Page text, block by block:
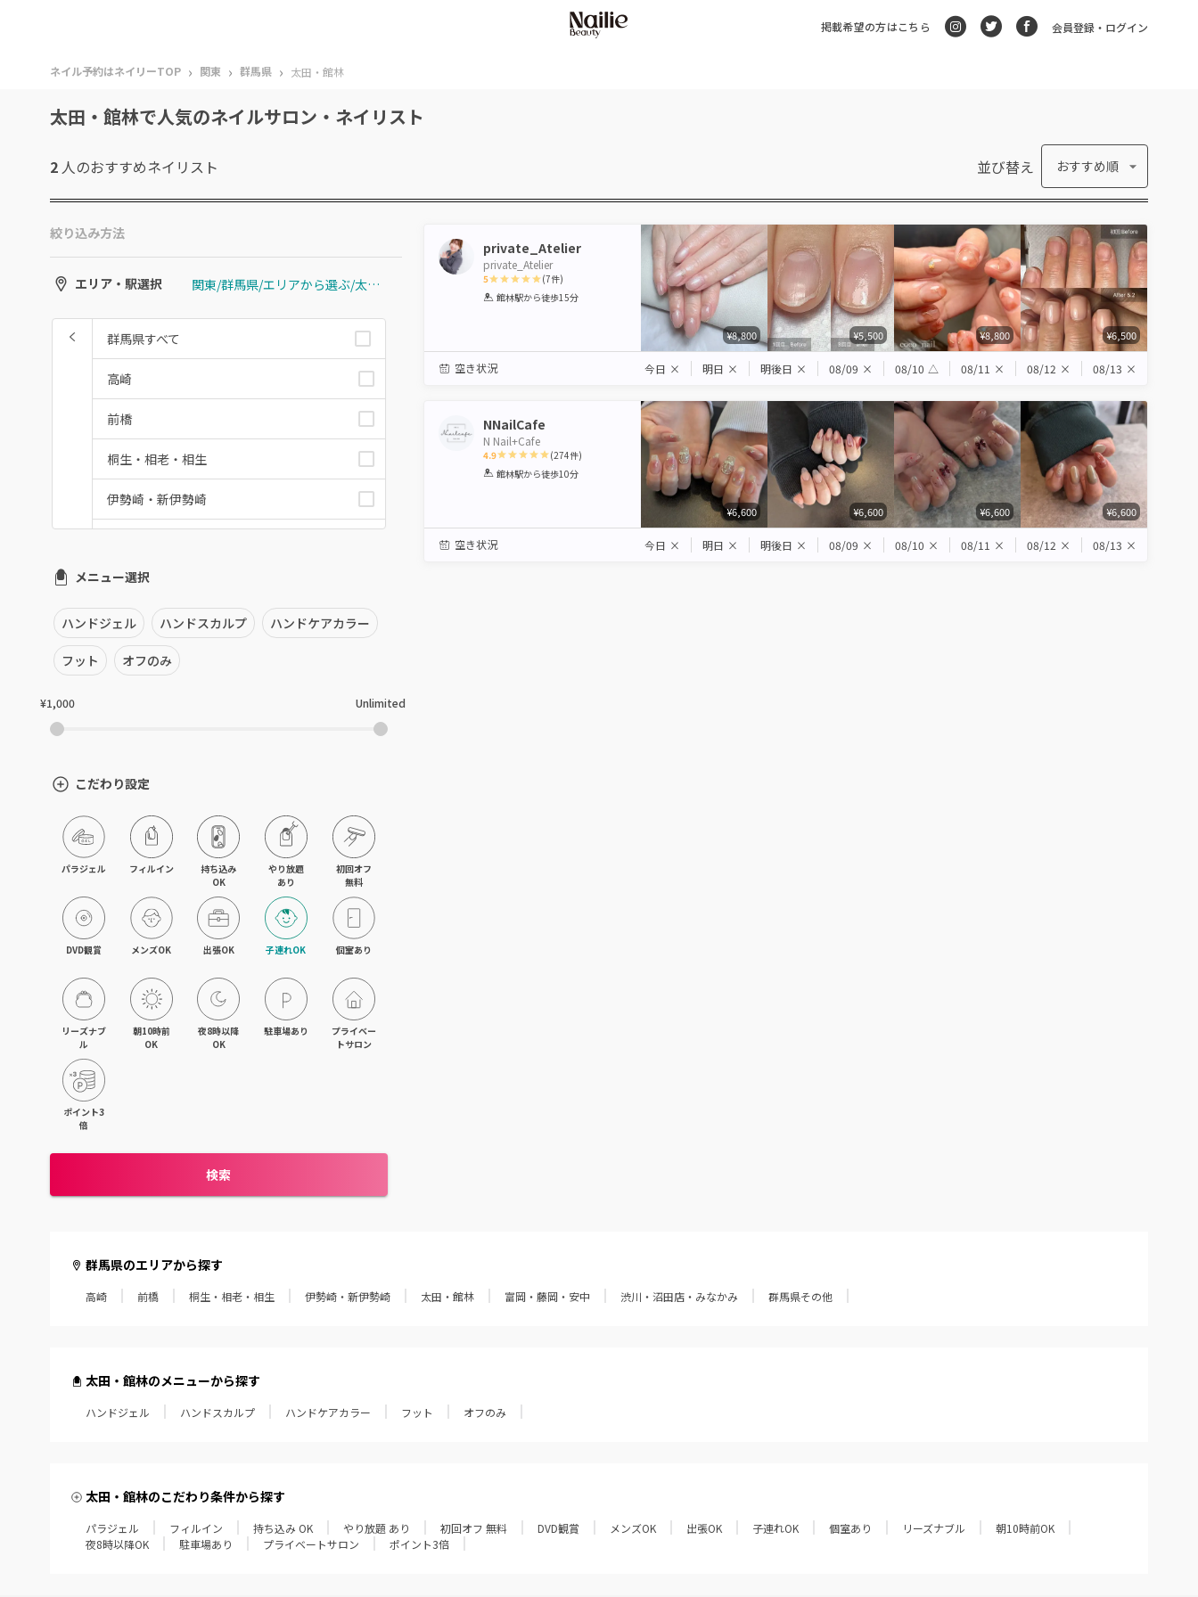
掲載希望の方はこちら 会員登録・ログイン
ネイル予約はネイリーTOP › 関東 › 群馬県 › 太田・館林
太田・館林で人気のネイルサロン・ネイリスト
2 人のおすすめネイリスト 並び替え おすすめ順
絞り込み方法
エリア・駅選択 関東/群馬県/エリアから選ぶ/太田・館林
群馬県すべて
高崎
前橋
桐生・相老・相生
伊勢崎・新伊勢崎
富岡・藤岡・安中
渋川・沼田店・みなかみ
群馬県その他
メニュー選択
ハンドジェル ハンドスカルプ ハンドケアカラー
フット オフのみ
¥1,000 Unlimited
こだわり設定
パラジェル フィルイン
持ち込み
OK
やり放題
あり
初回オフ
無料
DVD観賞 メンズOK 出張OK 子連れOK 個室あり
リーズナブ
ル
朝10時前
OK
夜8時以降
OK
駐車場あり
プライベー
トサロン
ポイント3
倍
検索
private_Atelier
private_Atelier
5
1 2 3 4 5
(7件)
館林駅から徒歩15分
¥8,800 ¥5,500 ¥8,800 ¥6,500
空き状況 今日 × 明日 × 明後日 × 08/09 × 08/10 △ 08/11 × 08/12 × 08/13 ×
NNailCafe
N Nail+Cafe
4.9
1 2 3 4 5
(274件)
館林駅から徒歩10分
¥6,600 ¥6,600 ¥6,600 ¥6,600
空き状況 今日 × 明日 × 明後日 × 08/09 × 08/10 × 08/11 × 08/12 × 08/13 ×
群馬県のエリアから探す
高崎 前橋 桐生・相老・相生 伊勢崎・新伊勢崎 太田・館林 富岡・藤岡・安中 渋川・沼田店・みなかみ 群馬県その他
太田・館林のメニューから探す
ハンドジェル ハンドスカルプ ハンドケアカラー フット オフのみ
太田・館林のこだわり条件から探す
パラジェル フィルイン 持ち込み OK やり放題 あり 初回オフ 無料 DVD観賞 メンズOK 出張OK 子連れOK 個室あり リーズナブル
朝10時前OK
夜8時以降OK
駐車場あり プライベートサロン ポイント3倍